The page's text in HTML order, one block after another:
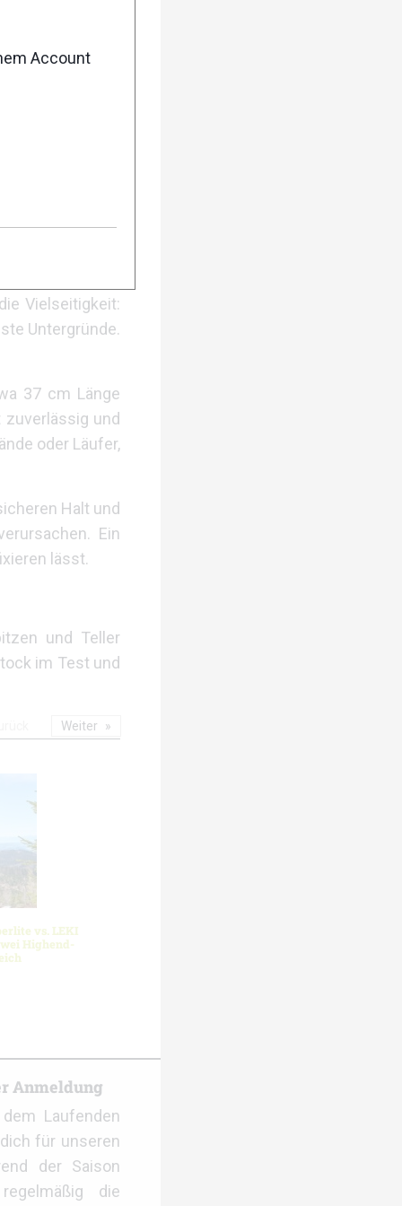
sowohl an
und
einrasten
eine robuste
Zustand
cm) bewegt
Vielseitigkeit:
Untergründe.
37 cm Länge
und
oder Läufer,
Halt und
Ein
lässt.
und Teller
im Test und
vs. LEKI
Highend-
Weiter
Anmeldung
Laufenden
für unseren
der Saison
die
Account